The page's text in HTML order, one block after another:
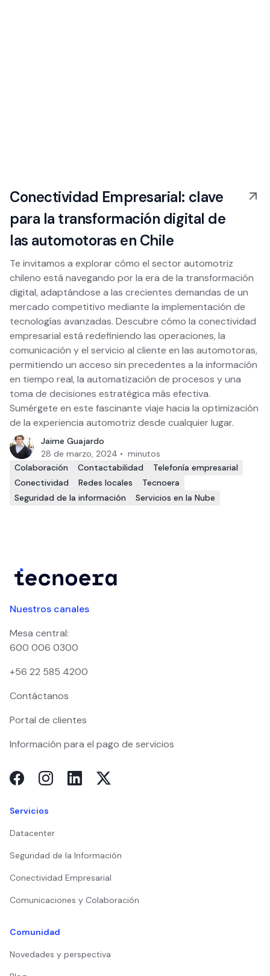
Conectividad Empresarial: clave
para la transformación digital de
las automotoras en Chile
Te invitamos a explorar cómo el sector automotriz
chileno está navegando por la era de la transformación
digital, adaptándose a las crecientes demandas de un
mercado competitivo mediante la implementación de
tecnologías avanzadas. Descubre cómo la conectividad
empresarial está redefiniendo las operaciones, la
comunicación y el servicio al cliente en las automotoras,
permitiendo un acceso sin precedentes a la información
en tiempo real, la automatización de procesos y una
toma de decisiones estratégica más efectiva.
Sumérgete en este fascinante viaje hacia la optimización
de la experiencia automotriz desde cualquier lugar.
Jaime Guajardo
28 de marzo, 2024 • minutos
Colaboración
Contactabilidad
Telefonía empresarial
Conectividad
Redes locales
Tecnoera
Seguridad de la información
Servicios en la Nube
Nuestros canales
Mesa central:
600 006 0300
+56 22 585 4200
Contáctanos
Portal de clientes
Información para el pago de servicios
Servicios
Datacenter
Seguridad de la Información
Conectividad Empresarial
Comunicaciones y Colaboración
Comunidad
Novedades y perspectiva